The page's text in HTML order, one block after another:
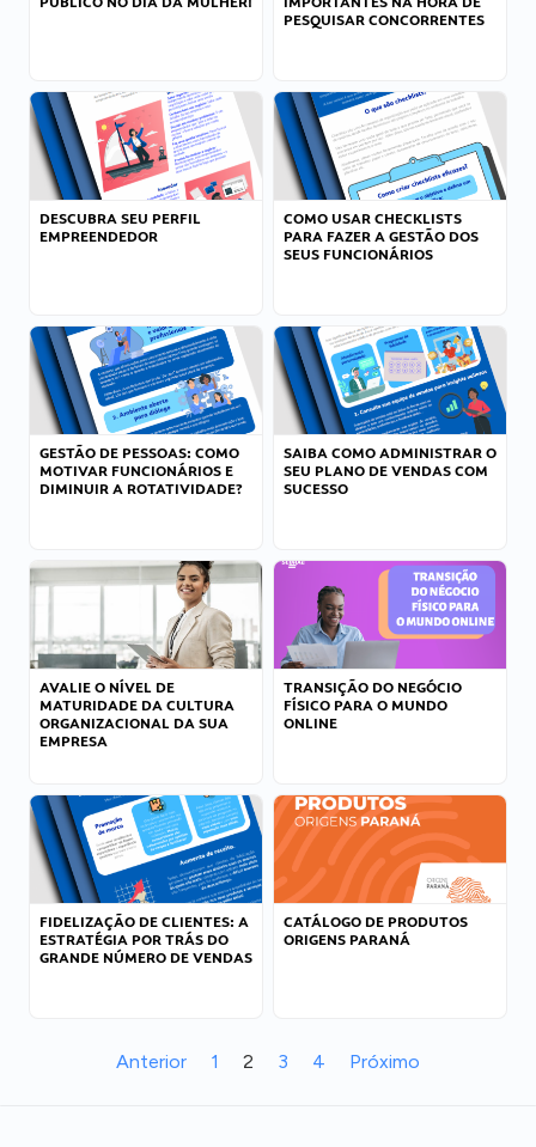
PESQUISAR CONCORRENTES
DESCUBRA SEU PERFIL
EMPREENDEDOR
COMO USAR CHECKLISTS
PARA FAZER A GESTÃO DOS
SEUS FUNCIONÁRIOS
GESTÃO DE PESSOAS: COMO
MOTIVAR FUNCIONÁRIOS E
DIMINUIR A ROTATIVIDADE?
SAIBA COMO ADMINISTRAR O
SEU PLANO DE VENDAS COM
SUCESSO
AVALIE O NÍVEL DE
MATURIDADE DA CULTURA
ORGANIZACIONAL DA SUA
EMPRESA
TRANSIÇÃO DO NEGÓCIO
FÍSICO PARA O MUNDO
ONLINE
FIDELIZAÇÃO DE CLIENTES: A
ESTRATÉGIA POR TRÁS DO
GRANDE NÚMERO DE VENDAS
CATÁLOGO DE PRODUTOS
ORIGENS PARANÁ
Anterior 1 2 3 4 Próximo